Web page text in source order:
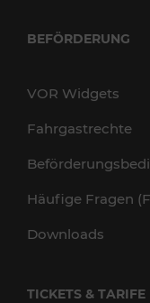
BEFÖRDERUNG
VOR Widgets
Fahrgastrechte
Häufige Fragen
Downloads
TICKETS & TARIFE